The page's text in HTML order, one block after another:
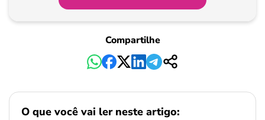
Compartilhe
O que você vai ler neste artigo: